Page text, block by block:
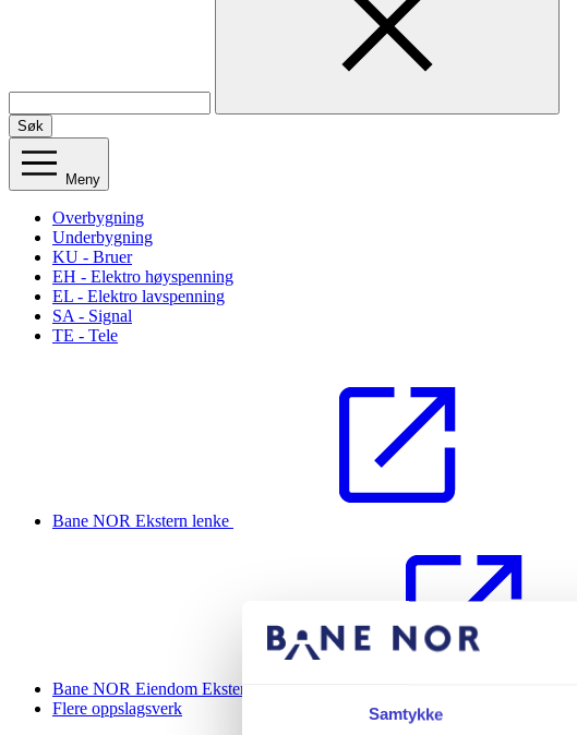
Samtykke
Søk
Meny
Overbygning
Underbygning
KU - Bruer
EH - Elektro høyspenning
EL - Elektro lavspenning
SA - Signal
TE - Tele
Bane NOR Ekstern lenke
Bane NOR Eiendom Ekstern lenke
Flere oppslagsverk